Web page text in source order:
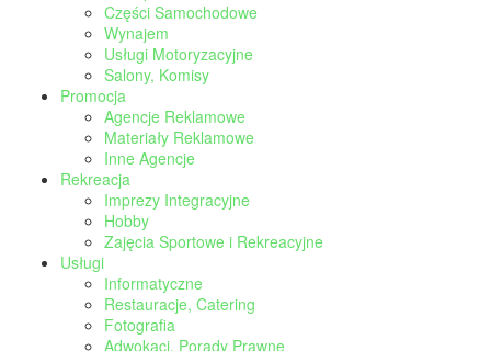
Części Samochodowe
Wynajem
Usługi Motoryzacyjne
Salony, Komisy
Promocja
Agencje Reklamowe
Materiały Reklamowe
Inne Agencje
Rekreacja
Imprezy Integracyjne
Hobby
Zajęcia Sportowe i Rekreacyjne
Usługi
Informatyczne
Restauracje, Catering
Fotografia
Adwokaci, Porady Prawne